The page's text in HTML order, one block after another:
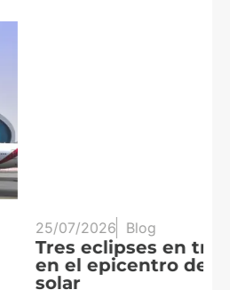
tres años: España
de la observación